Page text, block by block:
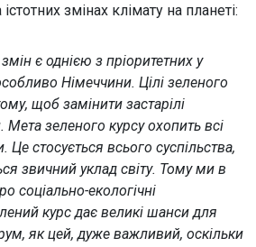
змінах клімату на планеті:
є однією з пріоритетних у
Німеччини. Цілі зеленого
щоб замінити застарілі
Мета зеленого курсу охопить всі
Це стосується всього суспільства,
звичний уклад світу. Тому ми в
соціально-екологічні
курс дає великі шанси для
як цей, дуже важливий, оскільки